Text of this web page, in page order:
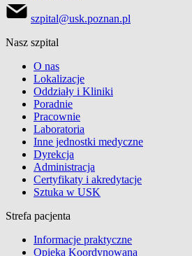
szpital@usk.poznan.pl
Nasz szpital
O nas
Lokalizacje
Oddziały i Kliniki
Poradnie
Pracownie
Laboratoria
Inne jednostki medyczne
Dyrekcja
Administracja
Certyfikaty i akredytacje
Sztuka w USK
Strefa pacjenta
Informacje praktyczne
Opieka Koordynowana